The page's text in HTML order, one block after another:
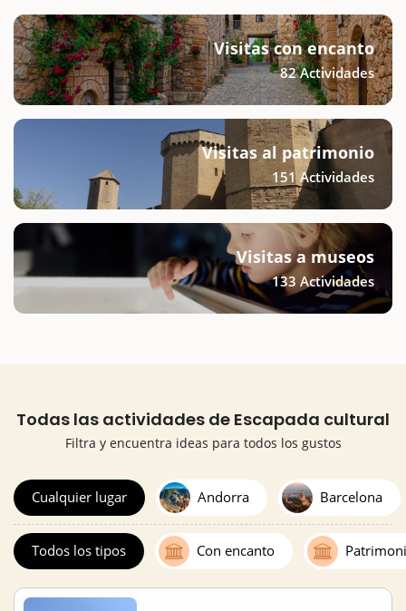
Visitas con encanto
82 Actividades
Visitas al patrimonio
151 Actividades
Visitas a museos
133 Actividades
Todas las actividades de Escapada cultural
Filtra y encuentra ideas para todos los gustos
Cualquier lugar Andorra Barcelona
Todos los tipos Con encanto